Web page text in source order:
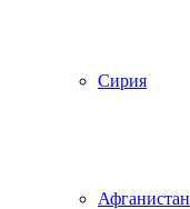
Сирия
Афганистан